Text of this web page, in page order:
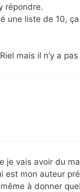
répondre.
une liste de 10,
mais il n’y a
je vais avoir du
est mon auteur
à donner